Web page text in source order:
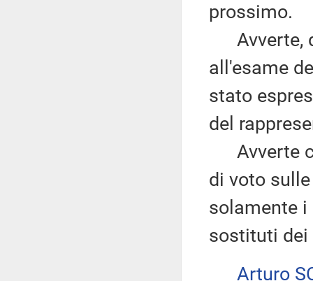
prossimo.
Avverte,
all'esame
stato
del
Avverte
di voto
solamente
sostituti dei
Arturo